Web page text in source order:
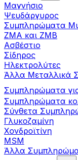
Μαγνήσιο
Ψευδάργυρος
Συμπληρώματα
ZMA και ZMB
Ασβέστιο
Σίδηρος
Ηλεκτρολύτες
Άλλα Mεταλλικά
Συμπληρώματα
Συμπληρώματα
Σύνθετα
Γλυκοζαμίνη
Χονδροϊτίνη
MSM
Άλλα